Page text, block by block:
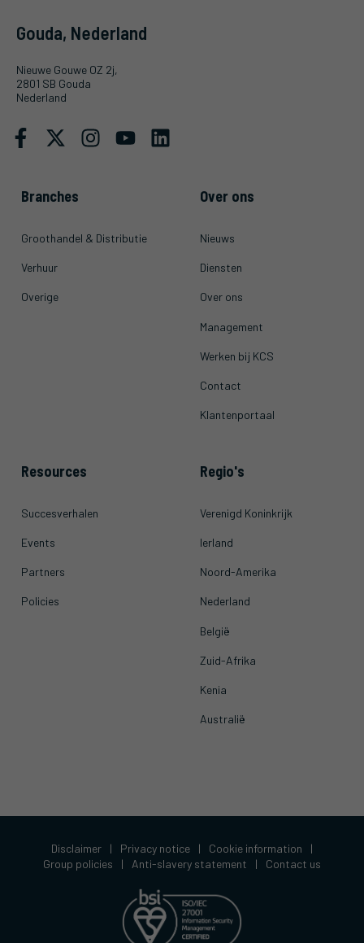
Gouda, Nederland
Nieuwe Gouwe OZ 2j,
2801 SB Gouda
Nederland
Branches
Groothandel & Distributie
Verhuur
Overige
Over ons
Nieuws
Diensten
Over ons
Management
Werken bij KCS
Contact
Klantenportaal
Resources
Succesverhalen
Events
Partners
Policies
Regio's
Verenigd Koninkrijk
Ierland
Noord-Amerika
Nederland
België
Zuid-Afrika
Kenia
Australië
Disclaimer | Privacy notice | Cookie information
|
Group policies
| Anti-slavery statement | Contact us